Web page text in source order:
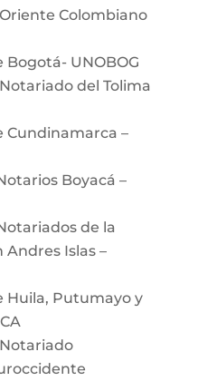
Colombiano
UNOBOG
del Tolima
Cundinamarca –
Boyacá –
de la
Andres Islas –
Huila, Putumayo y